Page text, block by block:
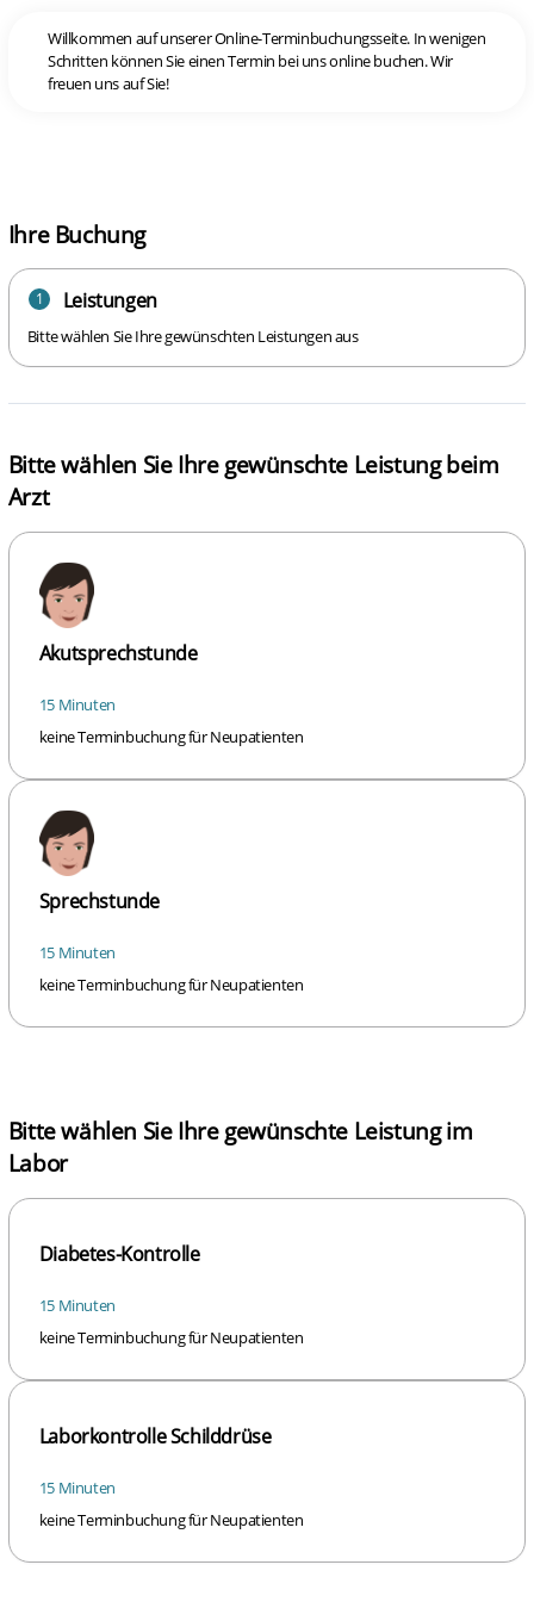
Willkommen auf unserer Online-Terminbuchungsseite. In wenigen
Schritten können Sie einen Termin bei uns online buchen. Wir
freuen uns auf Sie!
Bitte wählen Sie Ihre gewünschte Leistung beim
Arzt
Akutsprechstunde
15 Minuten
keine Terminbuchung für Neupatienten
Sprechstunde
15 Minuten
keine Terminbuchung für Neupatienten
Bitte wählen Sie Ihre gewünschte Leistung im
Labor
Diabetes-Kontrolle
15 Minuten
keine Terminbuchung für Neupatienten
Laborkontrolle Schilddrüse
15 Minuten
keine Terminbuchung für Neupatienten
Ihre Buchung
1 Leistungen
Bitte wählen Sie Ihre gewünschten Leistungen aus